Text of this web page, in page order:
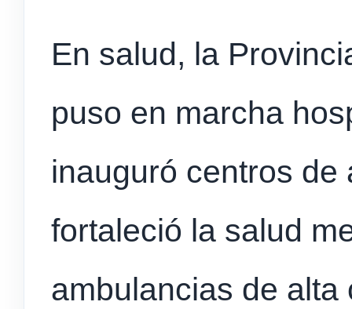
En salud, la
puso en marcha
inauguró centros de
fortaleció la salud
ambulancias de